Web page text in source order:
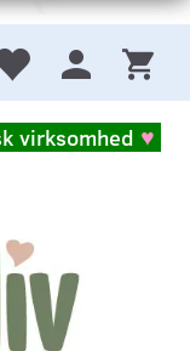
virksomhed ♥